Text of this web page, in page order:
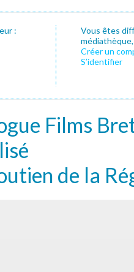
:
Vous êtes
Créer un
S’identifier
Films
de la